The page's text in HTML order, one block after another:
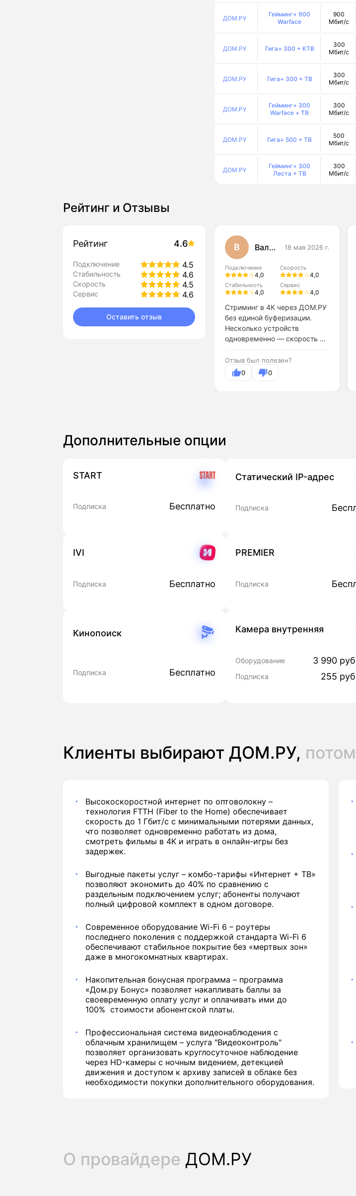
Рейтинг 4.6
Подключение 4.5
Стабильность 4.6
Скорость 4.5
Сервис 4.6
Оставить отзыв
Рейтинг и Отзывы
В Валерия Панова 18 мая 2026 г.
Подключение
4,0
Скорость
4,0
Стабильность
4,0
Сервис
4,0
Стриминг в 4К через ДОМ.РУ
без единой буферизации.
Несколько устройств
одновременно — скорость не
Отзыв был полезен?
0
0
ДОМ.РУ
Гейминг+ 900
Warface
900
Мбит/с
ДОМ.РУ Гига+ 300 + КТВ
300
Мбит/с
ДОМ.РУ Гига+ 300 + ТВ
300
Мбит/с
ДОМ.РУ
Гейминг+ 300
Warface + ТВ
300
Мбит/с
ДОМ.РУ Гига+ 500 + ТВ
500
Мбит/с
ДОМ.РУ
Гейминг+ 300
Леста + ТВ
300
Мбит/с
Дополнительные опции
START
Подписка Бесплатно
Статический IP-адрес
Подписка
IVI
Подписка Бесплатно
PREMIER
Подписка
Кинопоиск
Подписка Бесплатно
Камера внутренняя
Оборудование 3 990
Подписка 255
Клиенты выбирают ДОМ.РУ,
Высокоскоростной интернет по оптоволокну –
технология FTTH (Fiber to the Home) обеспечивает
скорость до 1 Гбит/с с минимальными потерями данных,
что позволяет одновременно работать из дома,
смотреть фильмы в 4K и играть в онлайн-игры без
задержек.
Выгодные пакеты услуг – комбо-тарифы «Интернет + ТВ»
позволяют экономить до 40% по сравнению с
раздельным подключением услуг; абоненты получают
полный цифровой комплект в одном договоре.
Современное оборудование Wi-Fi 6 – роутеры
последнего поколения с поддержкой стандарта Wi-Fi 6
обеспечивают стабильное покрытие без «мертвых зон»
даже в многокомнатных квартирах.
Накопительная бонусная программа – программа
«Дом.ру Бонус» позволяет накапливать баллы за
своевременную оплату услуг и оплачивать ими до
100% стоимости абонентской платы.
Профессиональная система видеонаблюдения с
облачным хранилищем – услуга "Видеоконтроль"
позволяет организовать круглосуточное наблюдение
через HD-камеры с ночным видением, детекцией
движения и доступом к архиву записей в облаке без
необходимости покупки дополнительного оборудования.
О провайдере ДОМ.РУ